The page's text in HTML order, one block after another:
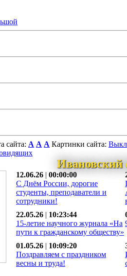
сайта: A A A Картинки сайта: Выкл
12.06.26 | 00:00:00
С Днём России, дорогие
студенты, преподаватели и
сотрудники!
22.05.26 | 10:23:44
15-летие научного журнала «На
пути к гражданскому обществу»
01.05.26 | 10:09:20
Поздравляем с праздником
весны и труда!